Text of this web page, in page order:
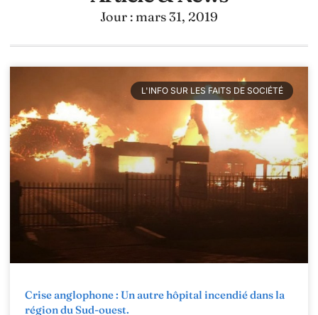
Jour : mars 31, 2019
L'INFO SUR LES FAITS DE SOCIÉTÉ
Crise anglophone : Un autre hôpital incendié dans la
région du Sud-ouest.